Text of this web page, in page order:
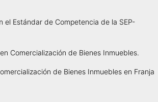
el Estándar de Competencia de la SEP-
Comercialización de Bienes Inmuebles.
de Bienes Inmuebles en Franja